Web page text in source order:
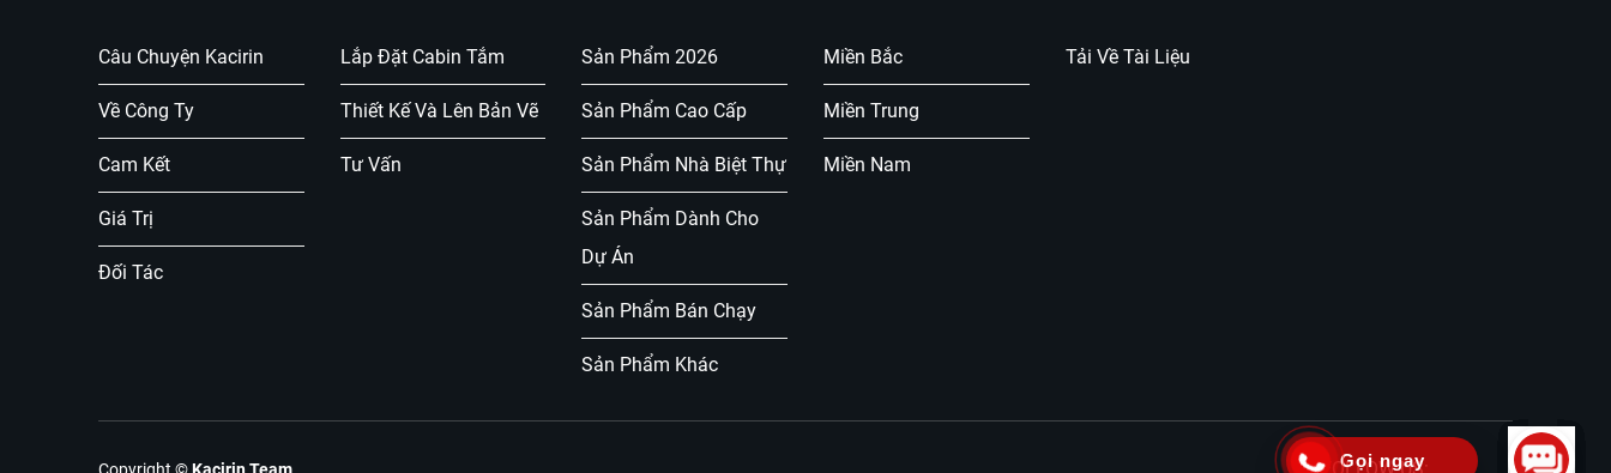
Câu Chuyện Kacirin
Về Công Ty
Cam Kết
Giá Trị
Đối Tác
Lắp Đặt Cabin Tắm
Thiết Kế Và Lên Bản Vẽ
Tư Vấn
Sản Phẩm 2026
Sản Phẩm Cao Cấp
Sản Phẩm Nhà Biệt Thự
Sản Phẩm Dành Cho
Dự Án
Sản Phẩm Bán Chạy
Sản Phẩm Khác
Miền Bắc
Miền Trung
Miền Nam
Tải Về Tài Liệu
Copyright©Kacirin Team FOLLOW US:
Gọi ngay